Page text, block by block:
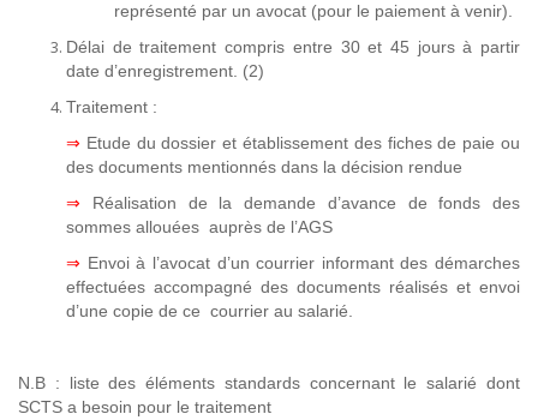
représenté par un avocat (pour le paiement à venir).
Délai de traitement compris entre 30 et 45 jours à partir
date d’enregistrement. (2)
Traitement :
⇒ Etude du dossier et établissement des fiches de paie ou
des documents mentionnés dans la décision rendue
⇒ Réalisation de la demande d’avance de fonds des
sommes allouées auprès de l’AGS
⇒ Envoi à l’avocat d’un courrier informant des démarches
effectuées accompagné des documents réalisés et envoi
d’une copie de ce courrier au salarié.
N.B : liste des éléments standards concernant le salarié dont
SCTS a besoin pour le traitement